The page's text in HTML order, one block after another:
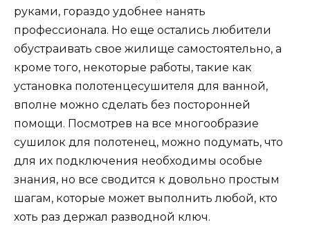
руками, гораздо удобнее нанять
профессионала. Но еще остались любители
обустраивать свое жилище самостоятельно, а
кроме того, некоторые работы, такие как
установка полотенцесушителя для ванной,
вполне можно сделать без посторонней
помощи. Посмотрев на все многообразие
сушилок для полотенец, можно подумать, что
для их подключения необходимы особые
знания, но все сводится к довольно простым
шагам, которые может выполнить любой, кто
хоть раз держал разводной ключ.